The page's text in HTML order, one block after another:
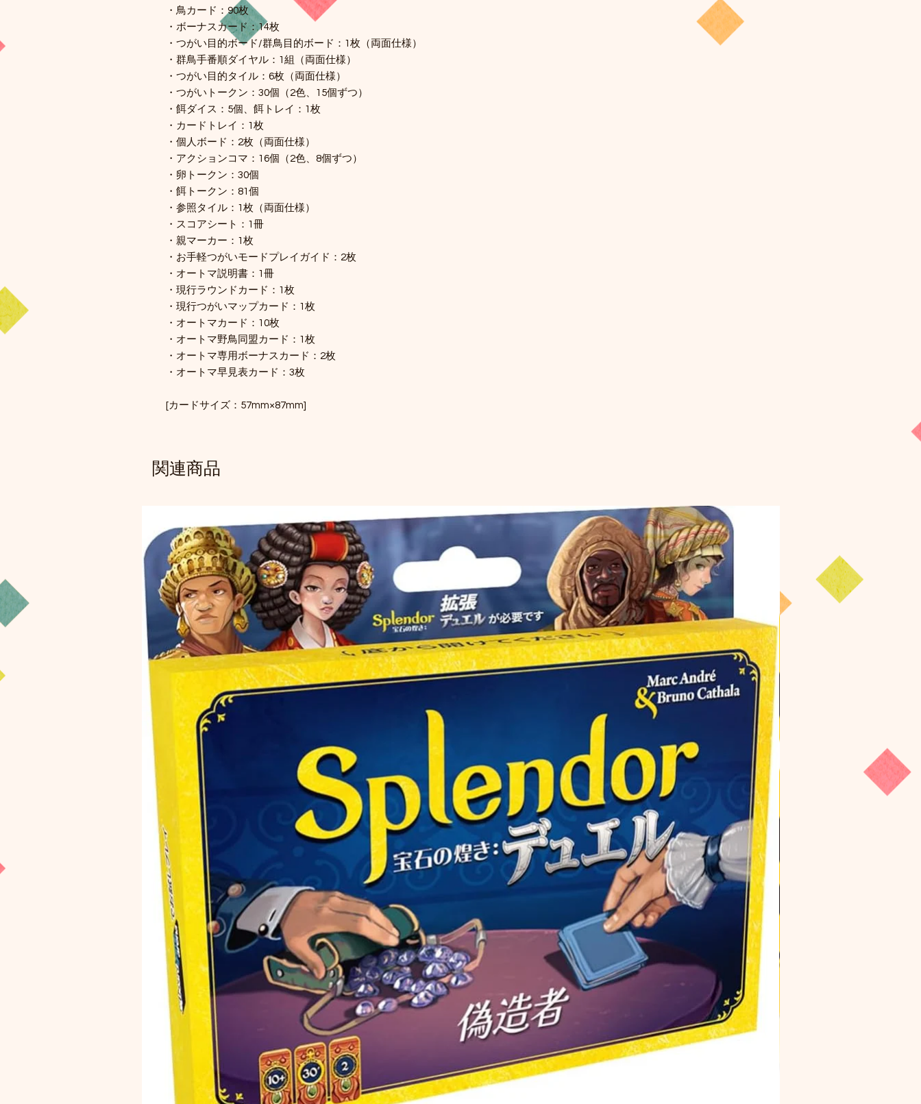
・鳥カード：90枚
・ボーナスカード：14枚
・つがい目的ボード/群鳥目的ボード：1枚（両面仕様）
・群鳥手番順ダイヤル：1組（両面仕様）
・つがい目的タイル：6枚（両面仕様）
・つがいトークン：30個（2色、15個ずつ）
・餌ダイス：5個、餌トレイ：1枚
・カードトレイ：1枚
・個人ボード：2枚（両面仕様）
・アクションコマ：16個（2色、8個ずつ）
・卵トークン：30個
・餌トークン：81個
・参照タイル：1枚（両面仕様）
・スコアシート：1冊
・親マーカー：1枚
・お手軽つがいモードプレイガイド：2枚
・オートマ説明書：1冊
・現行ラウンドカード：1枚
・現行つがいマップカード：1枚
・オートマカード：10枚
・オートマ野鳥同盟カード：1枚
・オートマ専用ボーナスカード：2枚
・オートマ早見表カード：3枚
[カードサイズ：57mm×87mm]
関連商品